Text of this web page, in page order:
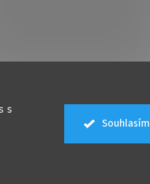
s
Souhlasím